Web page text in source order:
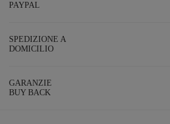
PAYPAL
SPEDIZIONE A
DOMICILIO
GARANZIE
BUY BACK